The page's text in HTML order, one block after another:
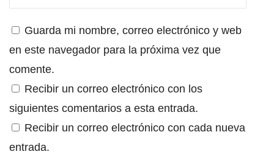
Guarda mi nombre, correo electrónico y web
en este navegador para la próxima vez que
comente.
Recibir un correo electrónico con los
siguientes comentarios a esta entrada.
Recibir un correo electrónico con cada nueva
entrada.